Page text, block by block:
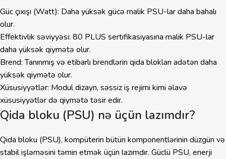
Güc çıxışı (Watt): Daha yüksək gücə malik PSU-lar daha bahalı
olur.
Effektivlik səviyyəsi: 80 PLUS sertifikasiyasına malik PSU-lar
daha yüksək qiymətə olur.
Brend: Tanınmış və etibarlı brendlərin qida blokları adətən daha
yüksək qiymətə olur.
Xüsusiyyətlər: Modul dizayn, səssiz iş rejimi kimi əlavə
xüsusiyyətlər də qiymətə təsir edir.
Qida bloku (PSU) nə üçün lazımdır?
Qida bloku (PSU), kompüterin bütün komponentlərinin düzgün və
stabil işləməsini təmin etmək üçün lazımdır. Güclü PSU, enerji